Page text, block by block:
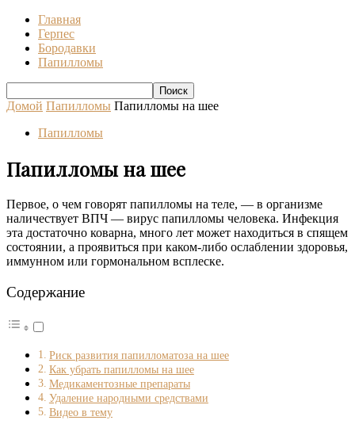
Главная
Герпес
Бородавки
Папилломы
Домой Папилломы Папилломы на шее
Папилломы
Папилломы на шее
Первое, о чем говорят папилломы на теле, — в организме
наличествует ВПЧ — вирус папилломы человека. Инфекция
эта достаточно коварна, много лет может находиться в спящем
состоянии, а проявиться при каком-либо ослаблении здоровья,
иммунном или гормональном всплеске.
Содержание
Риск развития папилломатоза на шее
Как убрать папилломы на шее
Медикаментозные препараты
Удаление народными средствами
Видео в тему